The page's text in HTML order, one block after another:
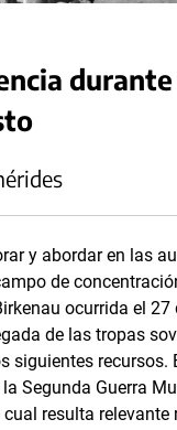
y abordar en las
de
ocurrida el 27
de las tropas
siguientes recursos.
Segunda Guerra
resulta relevante